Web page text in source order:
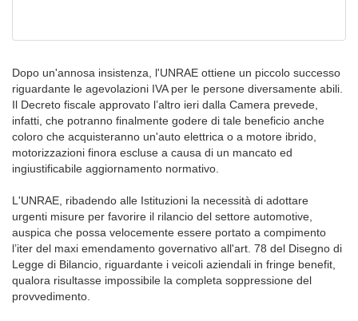
Dopo un'annosa insistenza, l'UNRAE ottiene un piccolo successo
riguardante le agevolazioni IVA per le persone diversamente abili.
Il Decreto fiscale approvato l’altro ieri dalla Camera prevede,
infatti, che potranno finalmente godere di tale beneficio anche
coloro che acquisteranno un'auto elettrica o a motore ibrido,
motorizzazioni finora escluse a causa di un mancato ed
ingiustificabile aggiornamento normativo.
L'UNRAE, ribadendo alle Istituzioni la necessità di adottare
urgenti misure per favorire il rilancio del settore automotive,
auspica che possa velocemente essere portato a compimento
l’iter del maxi emendamento governativo all'art. 78 del Disegno di
Legge di Bilancio, riguardante i veicoli aziendali in fringe benefit,
qualora risultasse impossibile la completa soppressione del
provvedimento.